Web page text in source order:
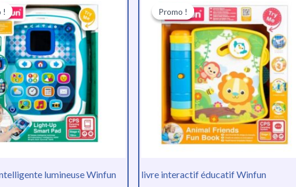
!
lumineuse Winfun
!
prix
initial
était :
TND
84.000.
prix
actuel
est :
TND
63.000.
Promo !
livre interactif éducatif Winfun
Promo !
prix
initial
était :
TND
81.000.
prix
actuel
est :
TND
61.000.